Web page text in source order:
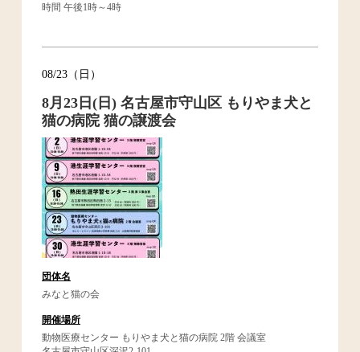
時間 午後1時～4時
08/23（日）
8月23日(日) 名古屋市守山区 もりやま犬と
猫の病院 猫の譲渡会
団体名
みなと猫の会
開催場所
動物医療センター もりやま犬と猫の病院 2階 会議室